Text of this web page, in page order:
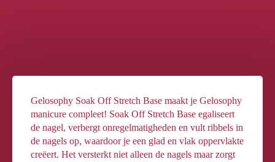
Gelosophy Soak Off Stretch Base maakt je Gelosophy
manicure compleet! Soak Off Stretch Base egaliseert
de nagel, verbergt onregelmatigheden en vult ribbels in
de nagels op, waardoor je een glad en vlak oppervlakte
creëert. Het versterkt niet alleen de nagels maar zorgt